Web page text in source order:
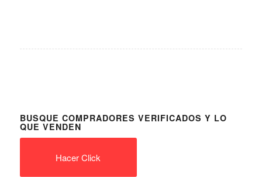
BUSQUE COMPRADORES VERIFICADOS Y LO
QUE VENDEN
Hacer Click